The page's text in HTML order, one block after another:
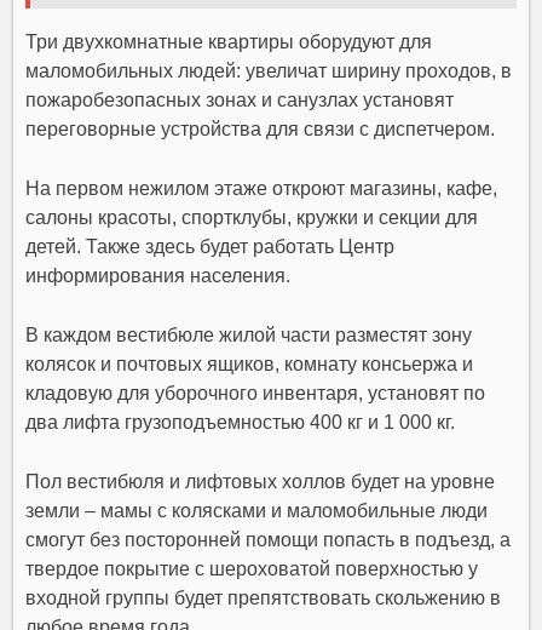
Три двухкомнатные квартиры оборудуют для
маломобильных людей: увеличат ширину проходов, в
пожаробезопасных зонах и санузлах установят
переговорные устройства для связи с диспетчером.
На первом нежилом этаже откроют магазины, кафе,
салоны красоты, спортклубы, кружки и секции для
детей. Также здесь будет работать Центр
информирования населения.
В каждом вестибюле жилой части разместят зону
колясок и почтовых ящиков, комнату консьержа и
кладовую для уборочного инвентаря, установят по
два лифта грузоподъемностью 400 кг и 1 000 кг.
Пол вестибюля и лифтовых холлов будет на уровне
земли – мамы с колясками и маломобильные люди
смогут без посторонней помощи попасть в подъезд, а
твердое покрытие с шероховатой поверхностью у
входной группы будет препятствовать скольжению в